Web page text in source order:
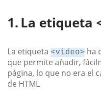
La etiqueta
La etiqueta <video> ha
que permite añadir,
página, lo que no era el
de HTML